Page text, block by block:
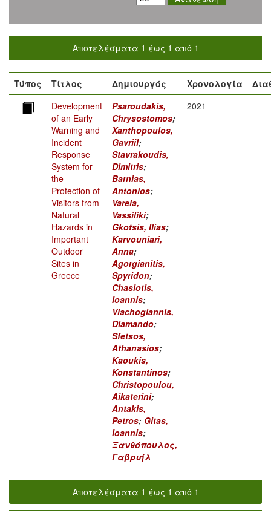
Αποτελέσματα 1 έως 1 από 1
Τύπος Τίτλος Δημιουργός Χρονολογία
Development
of an Early
Warning and
Incident
Response
System for
the
Protection of
Visitors from
Natural
Hazards in
Important
Outdoor
Sites in
Greece
Psaroudakis,
Chrysostomos;
Xanthopoulos,
Gavriil;
Stavrakoudis,
Dimitris;
Barnias,
Antonios;
Varela,
Vassiliki;
Gkotsis, Ilias;
Karvouniari,
Anna;
Agorgianitis,
Spyridon;
Chasiotis,
Ioannis;
Vlachogiannis,
Diamando;
Sfetsos,
Athanasios;
Kaoukis,
Konstantinos;
Christopoulou,
Aikaterini;
Antakis,
Petros; Gitas,
Ioannis;
Ξανθόπουλος,
Γαβριήλ
2021
Αποτελέσματα 1 έως 1 από 1